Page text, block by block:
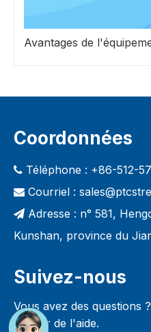
Coordonnées
 Téléphone : +86-512-
 Courriel :
 Adresse : n° 581,
Kunshan, province du
Suivez-nous
Vous avez des questions
obtenir de l'aide.